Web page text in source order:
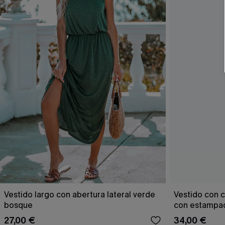
Vestido largo con abertura lateral verde
bosque
27,00 €
Vestido con
con
34,00 €